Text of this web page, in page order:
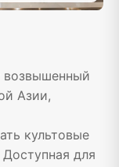
Азии,
культовые
для